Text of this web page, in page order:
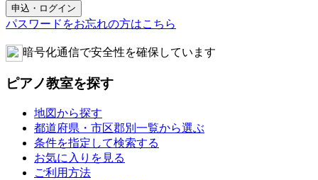
パスワードをお忘れの方はこちら
暗号化通信で安全性を確保しています
ピアノ教室を探す
地図から探す
都道府県・市区郡別一覧から選ぶ
条件を指定して検索する
お気に入りを見る
ご利用方法